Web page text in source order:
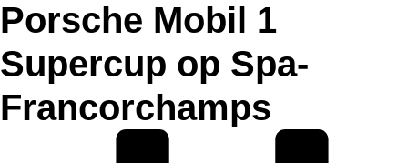
Porsche Mobil 1
Supercup op Spa-
Francorchamps